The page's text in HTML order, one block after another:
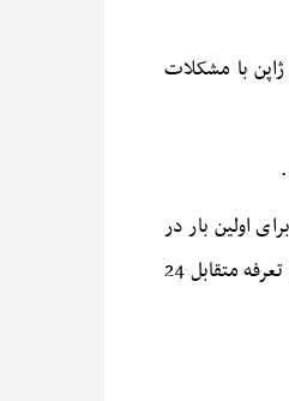
با مشکلات
اولین‌ بار در
هشت ماه گذشته کاهش یافت و صادرات خودرو به آمریکا، 24.7 درصد و صادرات قطعات خودرو، 19 درصد کاهش یافته است. در همین حال، ژاپن همچنین با تعرفه متقابل 24